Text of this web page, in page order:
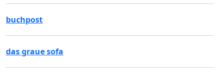
buchpost
das graue sofa